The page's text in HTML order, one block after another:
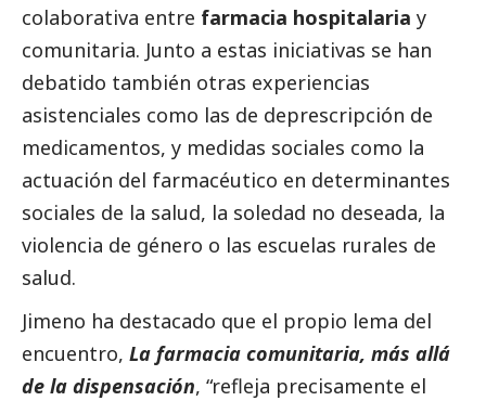
colaborativa entre farmacia hospitalaria y
comunitaria. Junto a estas iniciativas se han
debatido también otras experiencias
asistenciales como las de deprescripción de
medicamentos, y medidas sociales como la
actuación del farmacéutico en determinantes
sociales de la salud, la soledad no deseada, la
violencia de género o las escuelas rurales de
salud.
Jimeno ha destacado que el propio lema del
encuentro, La farmacia comunitaria, más allá
de la dispensación, “refleja precisamente el